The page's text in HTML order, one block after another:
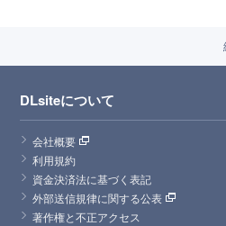
DLsiteについて
会社概要
利用規約
資金決済法に基づく表記
外部送信規律に関する公表
著作権と不正アクセス